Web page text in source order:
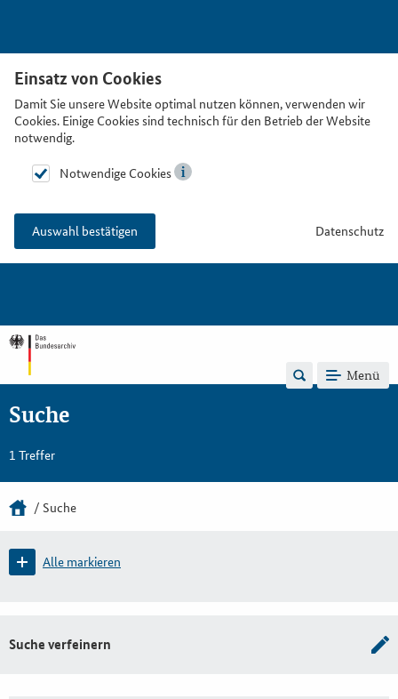
Einsatz von Cookies
Damit Sie unsere Website optimal nutzen können, verwenden wir
Cookies. Einige Cookies sind technisch für den Betrieb der Website
notwendig.
Notwendige Cookies
Auswahl bestätigen Datenschutz
Menü
Suche
1 Treffer
Suche
Alle markieren
Suche verfeinern